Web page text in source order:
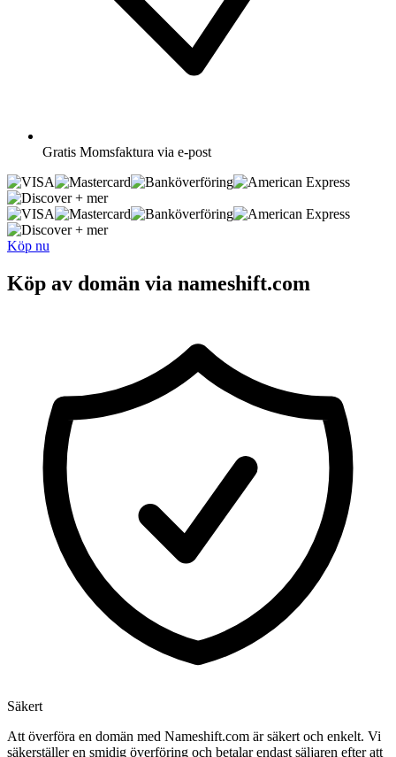
Gratis Momsfaktura via e-post
+ mer
+ mer
Köp nu
Köp av domän via nameshift.com
Säkert
Att överföra en domän med Nameshift.com är säkert och enkelt. Vi
säkerställer en smidig överföring och betalar endast säljaren efter att